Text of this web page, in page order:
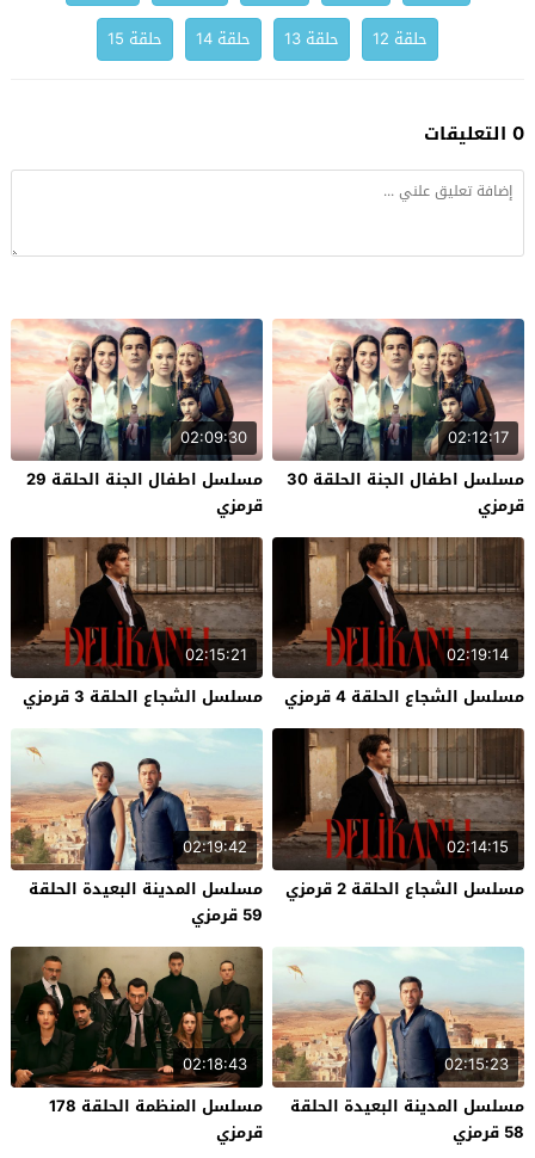
حلقة 12
حلقة 13 حلقة 14 حلقة 15
0 التعليقات
02:12:17
مسلسل اطفال الجنة الحلقة 30
قرمزي
02:09:30
مسلسل اطفال الجنة الحلقة 29
قرمزي
02:19:14
مسلسل الشجاع الحلقة 4 قرمزي
02:15:21
مسلسل الشجاع الحلقة 3 قرمزي
02:14:15
مسلسل الشجاع الحلقة 2 قرمزي
02:19:42
مسلسل المدينة البعيدة الحلقة
59 قرمزي
02:15:23
مسلسل المدينة البعيدة الحلقة
58 قرمزي
02:18:43
مسلسل المنظمة الحلقة 178
قرمزي